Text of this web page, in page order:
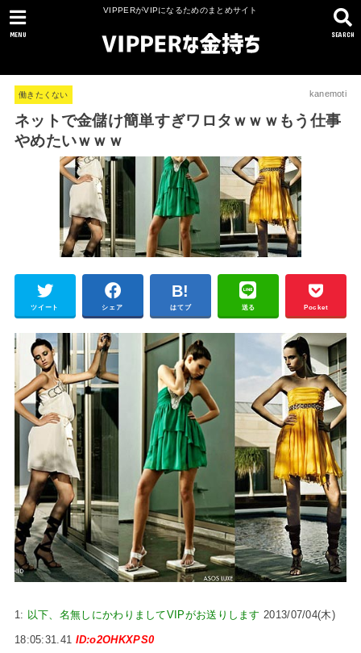
VIPPERがVIPになるためのまとめサイト
SEARCH
MENU
働きたくない kanemoti
ネットで金儲け簡単すぎワロタｗｗｗもう仕事
やめたいｗｗｗ
ツイート シェア はてブ 送る Pocket
1: 以下、名無しにかわりましてVIPがお送りします 2013/07/04(木)
18:05:31.41 ID:o2OHKXPS0